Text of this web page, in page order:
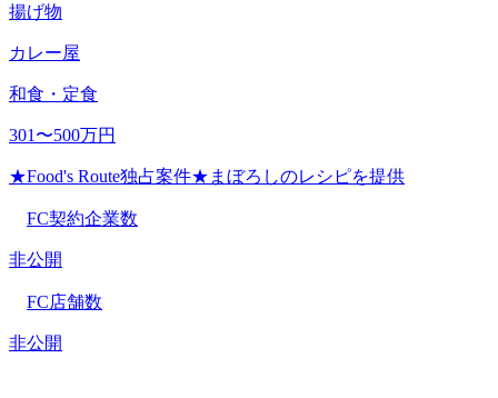
揚げ物
カレー屋
和食・定食
301〜500万円
★Food's Route独占案件★まぼろしのレシピを提供
FC契約企業数
非公開
FC店舗数
非公開